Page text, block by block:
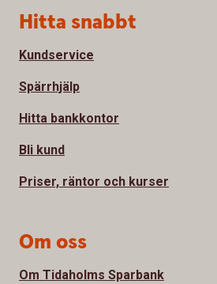
Sidfot
Hitta snabbt
Kundservice
Spärrhjälp
Hitta bankkontor
Bli kund
Priser, räntor och kurser
Om oss
Om Tidaholms Sparbank